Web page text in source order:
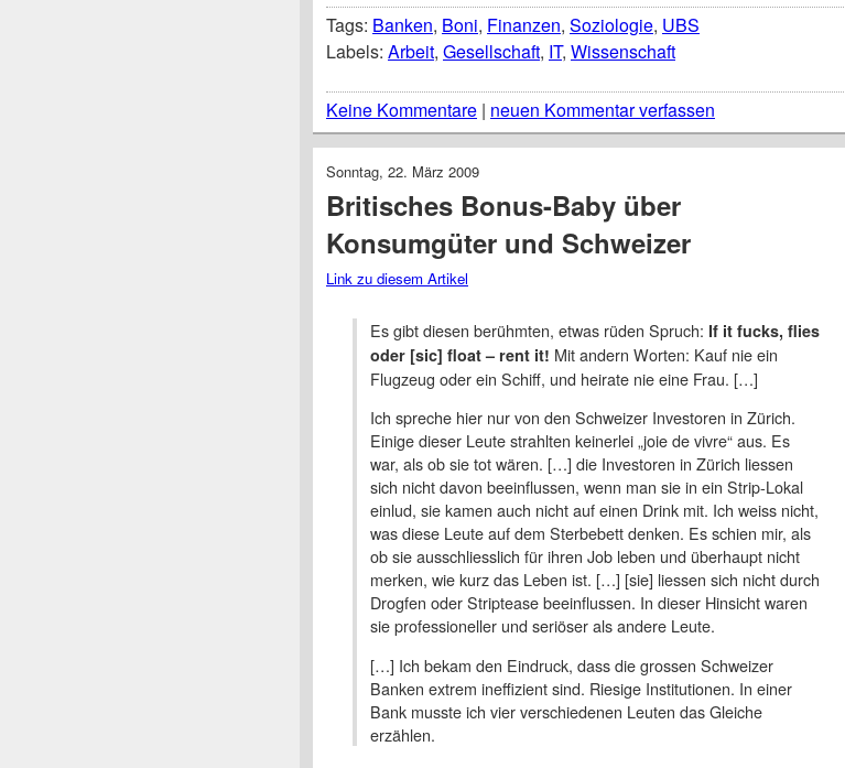
Tags: Banken, Boni, Finanzen, Soziologie, UBS
Labels: Arbeit, Gesellschaft, IT, Wissenschaft
Keine Kommentare | neuen Kommentar verfassen
Sonntag, 22. März 2009
Britisches Bonus-Baby über
Konsumgüter und Schweizer
Link zu diesem Artikel
Es gibt diesen berühmten, etwas rüden Spruch: If it fucks, flies
oder [sic] float – rent it! Mit andern Worten: Kauf nie ein
Flugzeug oder ein Schiff, und heirate nie eine Frau. […]
Ich spreche hier nur von den Schweizer Investoren in Zürich.
Einige dieser Leute strahlten keinerlei „joie de vivre“ aus. Es
war, als ob sie tot wären. […] die Investoren in Zürich liessen
sich nicht davon beeinflussen, wenn man sie in ein Strip-Lokal
einlud, sie kamen auch nicht auf einen Drink mit. Ich weiss nicht,
was diese Leute auf dem Sterbebett denken. Es schien mir, als
ob sie ausschliesslich für ihren Job leben und überhaupt nicht
merken, wie kurz das Leben ist. […] [sie] liessen sich nicht durch
Drogfen oder Striptease beeinflussen. In dieser Hinsicht waren
sie professioneller und seriöser als andere Leute.
[…] Ich bekam den Eindruck, dass die grossen Schweizer
Banken extrem ineffizient sind. Riesige Institutionen. In einer
Bank musste ich vier verschiedenen Leuten das Gleiche
erzählen.